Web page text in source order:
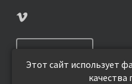
Этот сайт использует
качества